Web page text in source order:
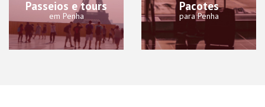
Passeios e tours
em Penha
Pacotes
para Penha